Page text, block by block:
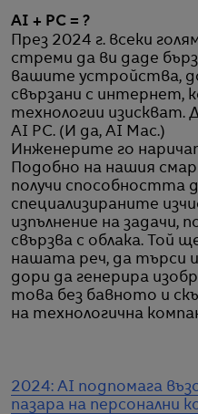
AI + PC = ?
През 2024 г. всеки
стреми да ви даде
вашите устройства,
свързани с
технологии изискват.
AI PC. (И да, AI Mac.)
Инженерите го
Подобно на нашия
получи способността
специализираните
изпълнение на задачи,
свързва с облака. Той
нашата реч, да търси
дори да генерира
това без бавното и
на технологична
2024: AI подпомага
пазара на персонални